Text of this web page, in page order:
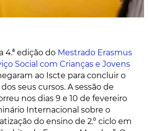
4.ª edição do Mestrado Erasmus
Social com Crianças e Jovens
ao Iscte para concluir o
seus cursos. A sessão de
nos dias 9 e 10 de fevereiro
Internacional sobre o
do ensino de 2.º ciclo em